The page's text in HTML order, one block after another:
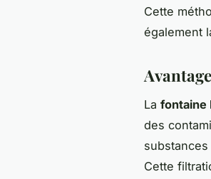
Cette
également
La fontaine
des
Cette